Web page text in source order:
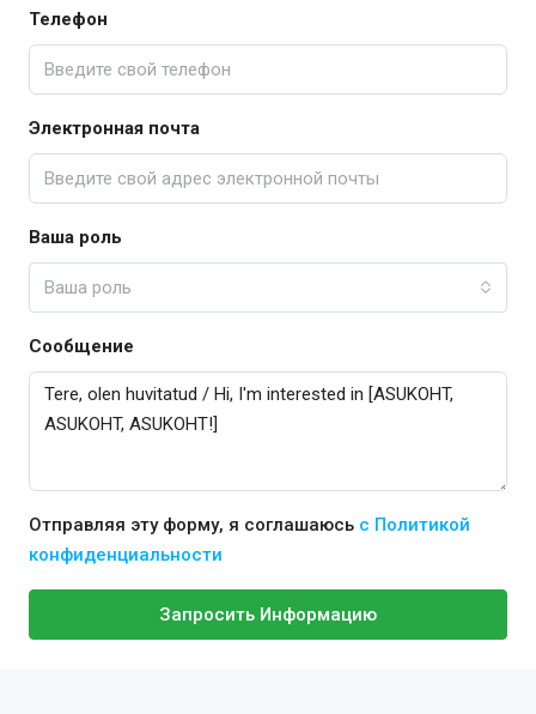
Телефон
Электронная почта
Ваша роль
Ваша роль
Сообщение
Отправляя эту форму, я соглашаюсь с Политикой
конфиденциальности
Запросить Информацию